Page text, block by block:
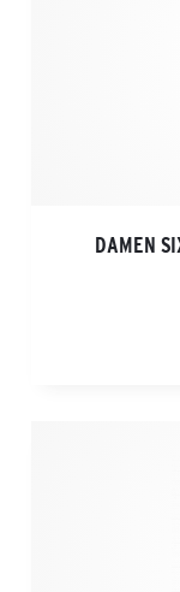
DAMEN